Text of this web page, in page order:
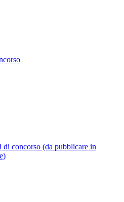
di concorso (da pubblicare in